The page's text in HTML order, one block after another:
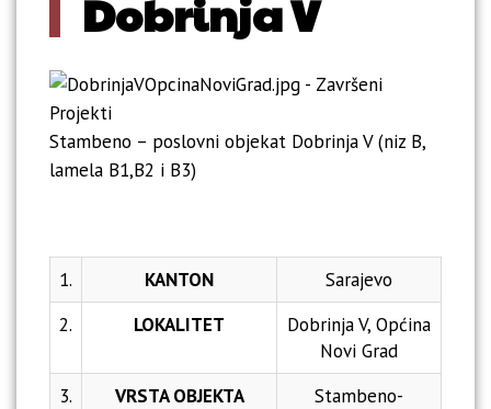
Dobrinja V
Stambeno – poslovni objekat Dobrinja V (niz B,
lamela B1,B2 i B3)
1. KANTON
Sarajevo
2.
LOKALITET
Dobrinja V, Općina
Novi Grad
3.
VRSTA OBJEKTA
Stambeno-